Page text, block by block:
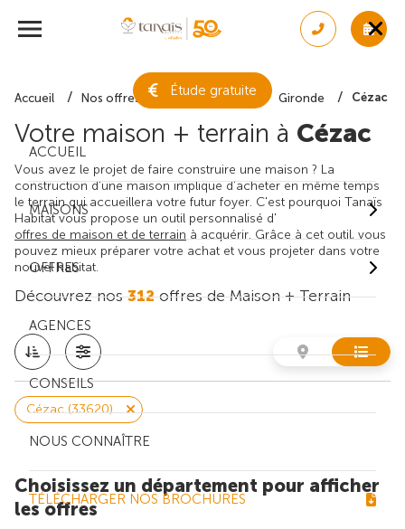
Étude gratuite
ACCUEIL
MAISONS
OFFRES
AGENCES
CONSEILS
NOUS CONNAÎTRE
TÉLÉCHARGER NOS BROCHURES
Accueil Nos offres de maison + terrain Gironde Cézac
Votre maison + terrain à Cézac
Vous avez le projet de faire construire une maison ? La
construction d'une maison implique d'acheter en même temps
le terrain qui accueillera votre futur foyer. C'est pourquoi Tanaïs
Habitat vous propose un outil personnalisé d'
offres de maison et de terrain à acquérir. Grâce à cet outil, vous
pouvez mieux préparer votre achat et vous projeter dans votre
nouvel habitat.
Découvrez nos312offres de Maison + Terrain
Cézac (33620)
Choisissez un département pour afficher
les offres